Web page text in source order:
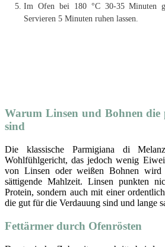
Im Ofen bei 180 °C 30-35 Minuten
Servieren 5 Minuten ruhen lassen.
Warum Linsen und Bohnen die
sind
Die klassische Parmigiana di
Wohlfühlgericht, das jedoch wenig
von Linsen oder weißen Bohnen wird
sättigende Mahlzeit. Linsen punkten
Protein, sondern auch mit einer
die gut für die Verdauung sind und lange
Fettärmer durch Ofenrösten